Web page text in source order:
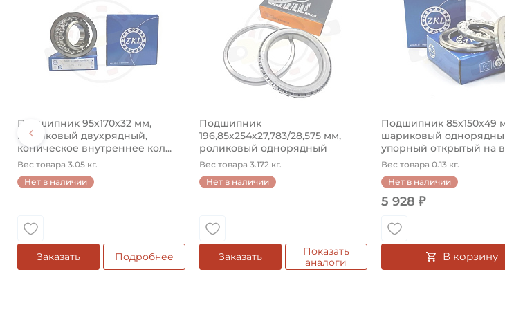
Подшипник 95х170х32 мм,
шариковый двухрядный,
коническое внутреннее кол...
Вес товара 3.05 кг.
Нет в наличии
Заказать Подробнее
Подшипник
196,85х254х27,783/28,575 мм,
роликовый однорядный
конический ...
Вес товара 3.172 кг.
Нет в наличии
Заказать
Показать
аналоги
Подшипник 85х150х49
шариковый
упорный открытый на
Вес товара 0.13 кг.
Нет в наличии
5 928 ₽
В корзину